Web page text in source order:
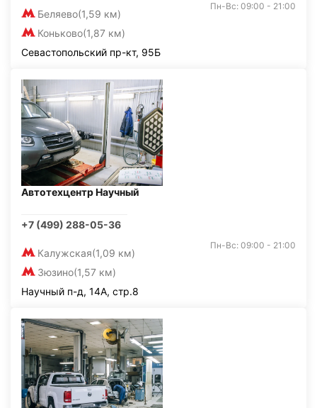
Беляево(1,59 км)
Коньково(1,87 км)
Пн-Вс: 09:00 - 21:00
Севастопольский пр-кт, 95Б
Автотехцентр Научный
+7 (499) 288-05-36
Калужская(1,09 км)
Зюзино(1,57 км)
Пн-Вс: 09:00 - 21:00
Научный п-д, 14А, стр.8